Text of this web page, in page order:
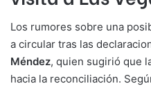
Los rumores sobre una
a circular tras las
Méndez, quien sugirió que
hacia la reconciliación.